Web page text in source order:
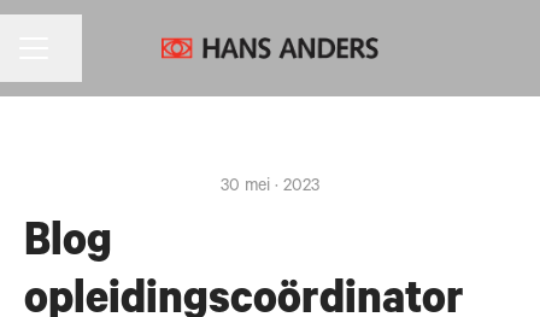
30 mei · 2023
Blog
opleidingscoördinator